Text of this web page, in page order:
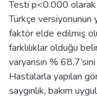
Testi p<0.000
Türkçe versiyonunun
faktör elde edilmiş
farklılıklar olduğu
varyansın % 68.7’sini
Hastalarla yapılan
saygınlık, bakım